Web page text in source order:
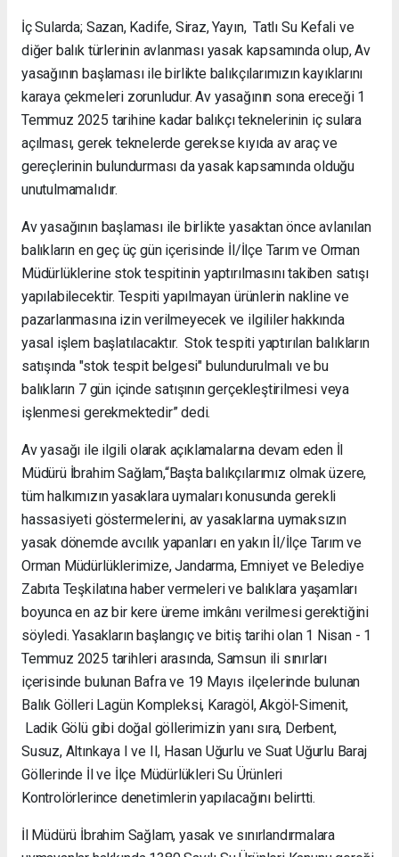
İç Sularda; Sazan, Kadife, Siraz, Yayın, Tatlı Su Kefali ve
diğer balık türlerinin avlanması yasak kapsamında olup, Av
yasağının başlaması ile birlikte balıkçılarımızın kayıklarını
karaya çekmeleri zorunludur. Av yasağının sona ereceği 1
Temmuz 2025 tarihine kadar balıkçı teknelerinin iç sulara
açılması, gerek teknelerde gerekse kıyıda av araç ve
gereçlerinin bulundurması da yasak kapsamında olduğu
unutulmamalıdır.
Av yasağının başlaması ile birlikte yasaktan önce avlanılan
balıkların en geç üç gün içerisinde İl/İlçe Tarım ve Orman
Müdürlüklerine stok tespitinin yaptırılmasını takiben satışı
yapılabilecektir. Tespiti yapılmayan ürünlerin nakline ve
pazarlanmasına izin verilmeyecek ve ilgililer hakkında
yasal işlem başlatılacaktır. Stok tespiti yaptırılan balıkların
satışında "stok tespit belgesi" bulundurulmalı ve bu
balıkların 7 gün içinde satışının gerçekleştirilmesi veya
işlenmesi gerekmektedir” dedi.
Av yasağı ile ilgili olarak açıklamalarına devam eden İl
Müdürü İbrahim Sağlam,“Başta balıkçılarımız olmak üzere,
tüm halkımızın yasaklara uymaları konusunda gerekli
hassasiyeti göstermelerini, av yasaklarına uymaksızın
yasak dönemde avcılık yapanları en yakın İl/İlçe Tarım ve
Orman Müdürlüklerimize, Jandarma, Emniyet ve Belediye
Zabıta Teşkilatına haber vermeleri ve balıklara yaşamları
boyunca en az bir kere üreme imkânı verilmesi gerektiğini
söyledi. Yasakların başlangıç ve bitiş tarihi olan 1 Nisan - 1
Temmuz 2025 tarihleri arasında, Samsun ili sınırları
içerisinde bulunan Bafra ve 19 Mayıs ilçelerinde bulunan
Balık Gölleri Lagün Kompleksi, Karagöl, Akgöl-Simenit,
Ladik Gölü gibi doğal göllerimizin yanı sıra, Derbent,
Susuz, Altınkaya I ve II, Hasan Uğurlu ve Suat Uğurlu Baraj
Göllerinde İl ve İlçe Müdürlükleri Su Ürünleri
Kontrolörlerince denetimlerin yapılacağını belirtti.
İl Müdürü İbrahim Sağlam, yasak ve sınırlandırmalara